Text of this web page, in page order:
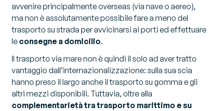
avvenire principalmente overseas (via nave o aereo),
ma non è assolutamente possibile fare a meno del
trasporto su strada per avvicinarsi ai porti ed effettuare
le consegne a domicilio.
Il trasporto via mare non è quindi il solo ad aver tratto
vantaggio dall’internazionalizzazione: sulla sua scia
hanno preso il largo anche il trasporto su gomma e gli
altri mezzi disponibili. Tuttavia, oltre alla
complementarietà tra trasporto marittimo e su